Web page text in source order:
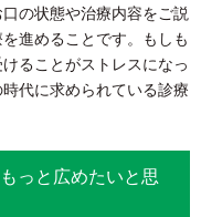
の状態や治療内容をご説
進めることです。もしも
ることがストレスになっ
代に求められている診療
っと広めたいと思